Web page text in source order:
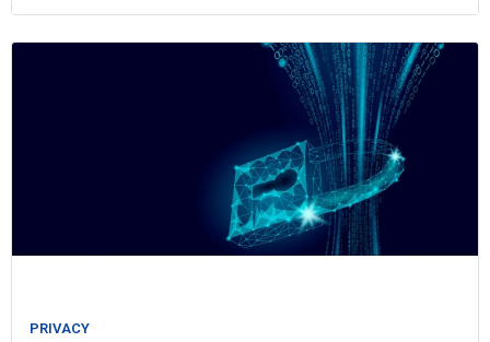
PRIVACY